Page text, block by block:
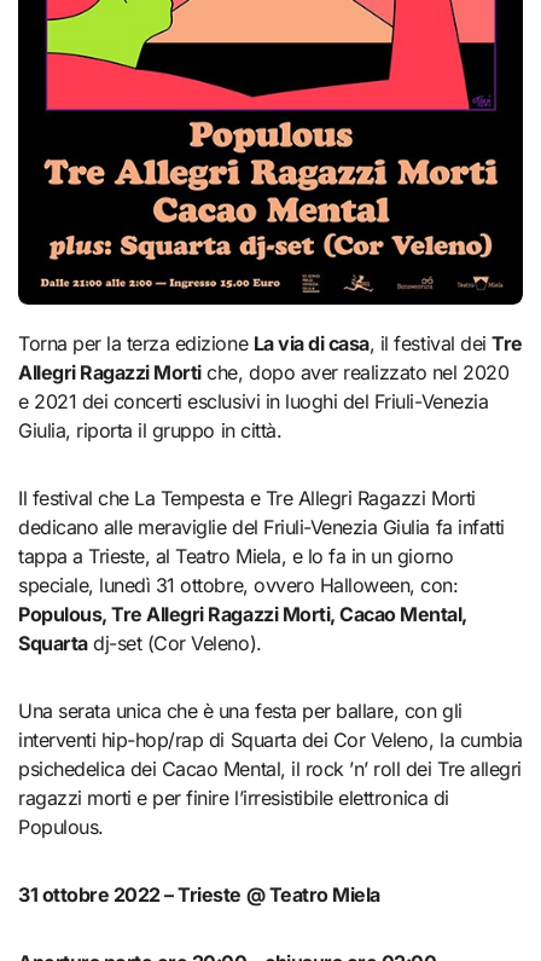
Torna per la terza edizione La via di casa, il festival deiTre
Allegri Ragazzi Mortiche, dopo aver realizzato nel 2020
e 2021 dei concerti esclusivi in luoghi del Friuli-Venezia
Giulia, riporta il gruppo in città.
Il festival che La Tempesta e Tre Allegri Ragazzi Morti
dedicano alle meraviglie del Friuli-Venezia Giulia fa infatti
tappa a Trieste, al Teatro Miela, e lo fa in un giorno
speciale, lunedì 31 ottobre, ovvero Halloween, con:
Populous, Tre Allegri Ragazzi Morti, Cacao Mental,
Squartadj-set (Cor Veleno).
Una serata unica che è una festa per ballare, con gli
interventi hip-hop/rap di Squarta dei Cor Veleno, la cumbia
psichedelica dei Cacao Mental, il rock ’n’ roll dei Tre allegri
ragazzi morti e per finire l’irresistibile elettronica di
Populous.
31 ottobre 2022 – Trieste @ Teatro Miela